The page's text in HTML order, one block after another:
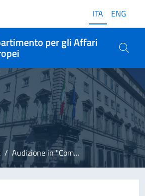
ITA ENG
per gli Affari
Audizione in "Commissione parlamentare per il contrasto degli svantaggi derivanti dall’insularità"